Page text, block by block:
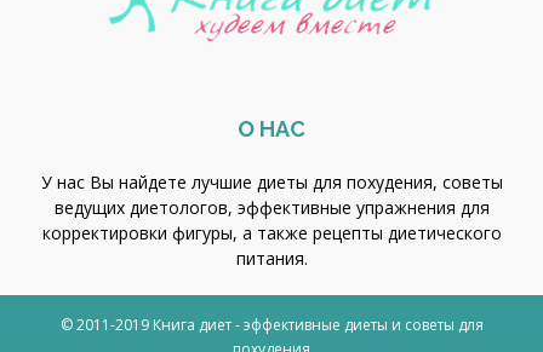
О НАС
У нас Вы найдете лучшие диеты для похудения, советы
ведущих диетологов, эффективные упражнения для
корректировки фигуры, а также рецепты диетического
питания.
© 2011-2019 Книга диет - эффективные диеты и советы для